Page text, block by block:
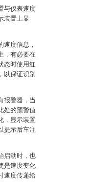
与仪表速度
装置上显
速度信息，
，有必要在
态时使用红
以保证识别
报警器，当
处的预警值
，显示装置
提示后车注
启动时，也
是速度变化
速度传递给